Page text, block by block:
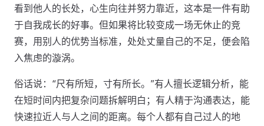
看到他人的长处，心生向往并努力靠近，这本是一件有助
于自我成长的好事。但如果将比较变成一场无休止的竞
赛，用别人的优势当标准，处处丈量自己的不足，便会陷
入焦虑的漩涡。
俗话说：“尺有所短，寸有所长。”有人擅长逻辑分析，能
在短时间内把复杂问题拆解明白；有人精于沟通表达，能
快速拉近人与人之间的距离。每个人都有自己过人的地